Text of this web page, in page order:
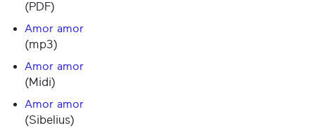
(PDF)
Amor amor
(mp3)
Amor amor
(Midi)
Amor amor
(Sibelius)